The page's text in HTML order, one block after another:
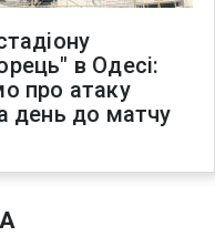
в Одесі:
про атаку
день до матчу